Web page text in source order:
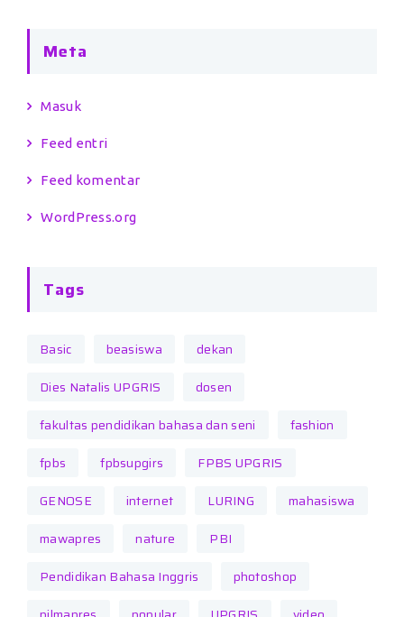
Meta
Masuk
Feed entri
Feed komentar
WordPress.org
Tags
Basic beasiswa
dekan
Dies Natalis UPGRIS
dosen
fakultas pendidikan bahasa dan seni
fashion
fpbs
fpbsupgirs
FPBS UPGRIS
GENOSE
internet LURING
mahasiswa
mawapres
nature
PBI
Pendidikan Bahasa Inggris
photoshop